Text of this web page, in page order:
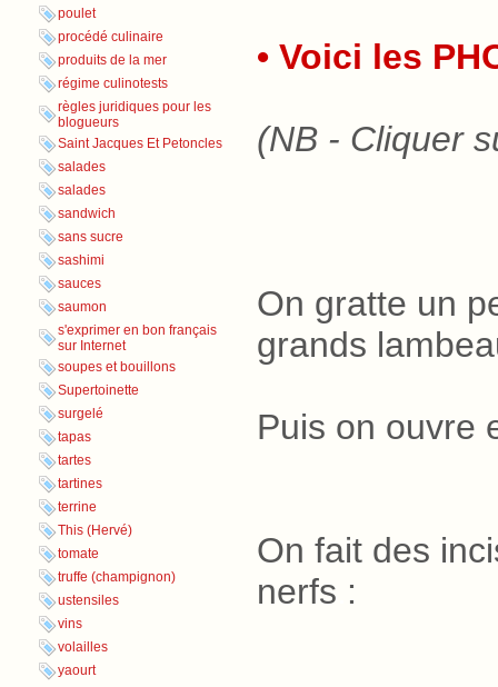
poulet
procédé culinaire
produits de la mer
régime culinotests
règles juridiques pour les
blogueurs
Saint Jacques Et Petoncles
salades
salades
sandwich
sans sucre
sashimi
sauces
saumon
s'exprimer en bon français
sur Internet
soupes et bouillons
Supertoinette
surgelé
tapas
tartes
tartines
terrine
This (Hervé)
tomate
truffe (champignon)
ustensiles
vins
volailles
yaourt
• Voici les
(NB - Cliquer
On gratte un
grands
Puis on ouvre
On fait des
nerfs :